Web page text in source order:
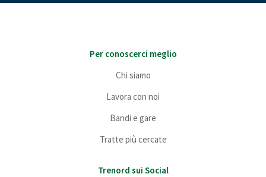
Per conoscerci meglio
Chi siamo
Lavora con noi
Bandi e gare
Tratte più cercate
Trenord sui Social